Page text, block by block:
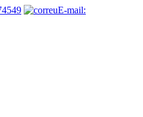
E-mail: